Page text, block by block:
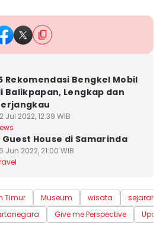
Rekomendasi Bengkel Mobil
Balikpapan, Lengkap dan
Jul 2022, 12:39 WIB
Guest House di Samarinda
Jun 2022, 21:00 WIB
Timur Museum wisata
sejarah
Give me Perspective